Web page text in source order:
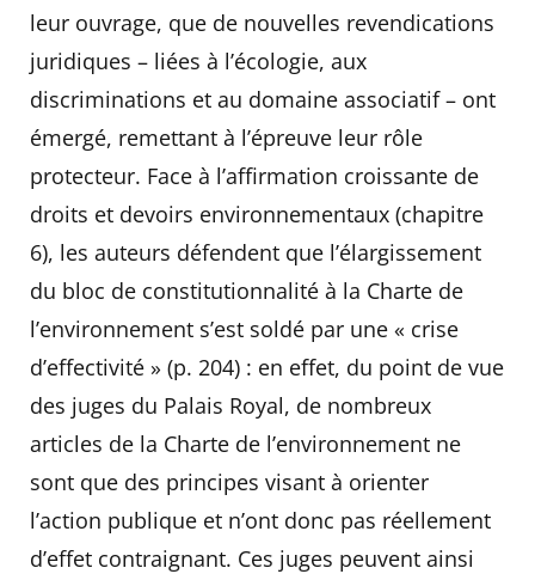
leur ouvrage, que de nouvelles revendications
juridiques – liées à l’écologie, aux
discriminations et au domaine associatif – ont
émergé, remettant à l’épreuve leur rôle
protecteur. Face à l’affirmation croissante de
droits et devoirs environnementaux (chapitre
6), les auteurs défendent que l’élargissement
du bloc de constitutionnalité à la Charte de
l’environnement s’est soldé par une « crise
d’effectivité » (p. 204) : en effet, du point de vue
des juges du Palais Royal, de nombreux
articles de la Charte de l’environnement ne
sont que des principes visant à orienter
l’action publique et n’ont donc pas réellement
d’effet contraignant. Ces juges peuvent ainsi